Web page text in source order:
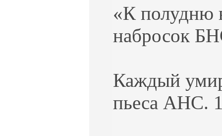
«К полудню
набросок
Каждый
пьеса АНС.